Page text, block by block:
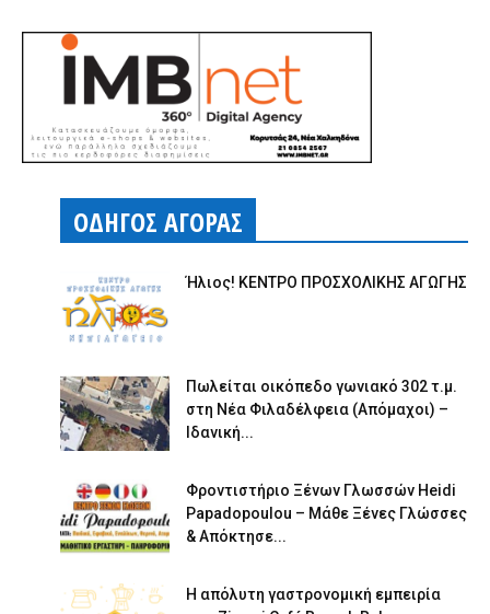
ΟΔΗΓΟΣ ΑΓΟΡΑΣ
Ήλιος! ΚΕΝΤΡΟ ΠΡΟΣΧΟΛΙΚΗΣ ΑΓΩΓΗΣ
Πωλείται οικόπεδο γωνιακό 302 τ.μ.
στη Νέα Φιλαδέλφεια (Απόμαχοι) –
Ιδανική...
Φροντιστήριο Ξένων Γλωσσών Heidi
Papadopoulou – Μάθε Ξένες Γλώσσες
& Απόκτησε...
Η απόλυτη γαστρονομική εμπειρία